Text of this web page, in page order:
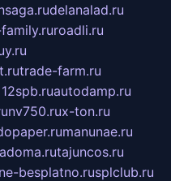
delanalad.ru
roadli.ru
trade-farm.ru
autodamp.ru
nv750.rux-ton.ru
manunae.ru
tajuncos.ru
besplatno.rusplclub.ru